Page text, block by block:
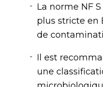
La norme NF S
plus stricte en
de
Il est
une